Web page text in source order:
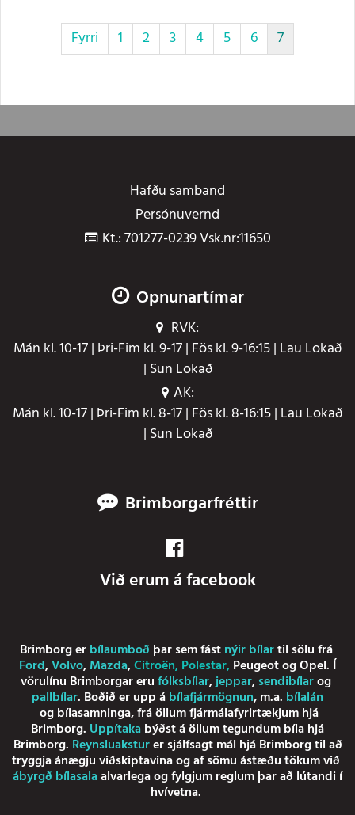
Fyrri 1 2 3 4 5 6 7
Hafðu samband
Persónuvernd
Kt.: 701277-0239 Vsk.nr:11650
Opnunartímar
RVK:
Mán kl. 10-17 | Þri-Fim kl. 9-17 | Fös kl. 9-16:15 | Lau Lokað
| Sun Lokað
AK:
Mán kl. 10-17 | Þri-Fim kl. 8-17 | Fös kl. 8-16:15 | Lau Lokað
| Sun Lokað
Brimborgarfréttir
Við erum á facebook
Brimborg erbílaumboð þar sem fástnýir bílartil sölu frá
Ford,Volvo,Mazda,Citroën,Polestar,PeugeotogOpel. Í
vörulínu Brimborgar erufólksbílar,jeppar,sendibílarog
pallbílar. Boðið er upp ábílafjármögnun, m.a. bílalán
ogbílasamninga, frá öllum fjármálafyrirtækjum hjá
Brimborg. Uppítakabýðst á öllum tegundum bíla hjá
Brimborg. Reynsluaksturer sjálfsagt mál hjá Brimborg til að
tryggja ánægju viðskiptavina og af sömu ástæðu tökum við
ábyrgð bílasalaalvarlega og fylgjum reglum þar að lútandi í
hvívetna.